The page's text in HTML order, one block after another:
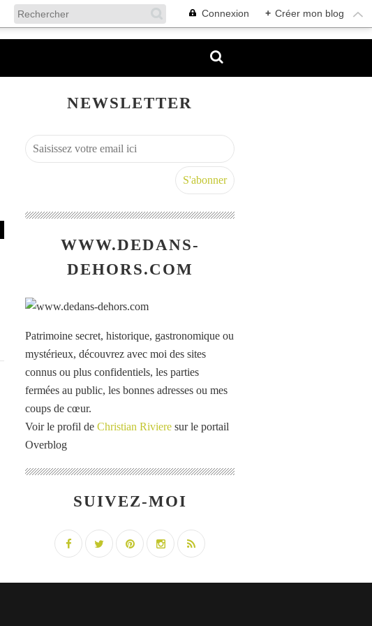
Connexion + Créer mon blog
NEWSLETTER
WWW.DEDANS-
DEHORS.COM
Patrimoine secret, historique, gastronomique ou
mystérieux, découvrez avec moi des sites
connus ou plus confidentiels, les parties
fermées au public, les bonnes adresses ou mes
coups de cœur.
Voir le profil de Christian Riviere sur le portail
Overblog
SUIVEZ-MOI